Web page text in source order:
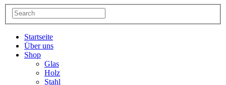
Startseite
Über uns
Shop
Glas
Holz
Stahl